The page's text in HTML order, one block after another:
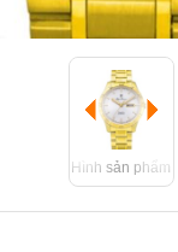
Hình sản phẩm